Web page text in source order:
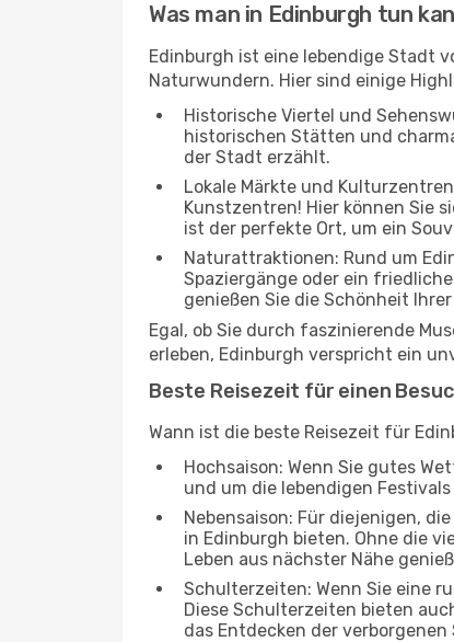
Was man in Edinburgh tun
Edinburgh ist eine lebendige Stadt
Naturwundern. Hier sind einige
Historische Viertel und
historischen Stätten und
der Stadt erzählt.
Lokale Märkte und
Kunstzentren! Hier können Sie
ist der perfekte Ort, um ein
Naturattraktionen: Rund um
Spaziergänge oder ein
genießen Sie die Schönheit
Egal, ob Sie durch faszinierende
erleben, Edinburgh verspricht ein
Beste Reisezeit für einen
Wann ist die beste Reisezeit für
Hochsaison: Wenn Sie gutes
und um die lebendigen
Nebensaison: Für diejenigen,
in Edinburgh bieten. Ohne die
Leben aus nächster Nähe
Schulterzeiten: Wenn Sie eine
Diese Schulterzeiten bieten
das Entdecken der